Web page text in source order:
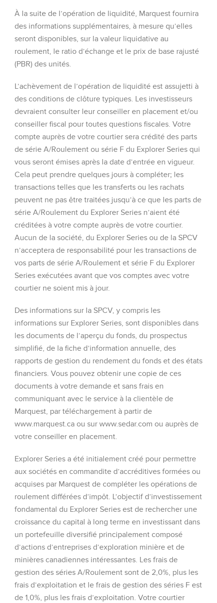
À la suite de l’opération de liquidité, Marquest fournira
des informations supplémentaires, à mesure qu’elles
seront disponibles, sur la valeur liquidative au
roulement, le ratio d’échange et le prix de base rajusté
(PBR) des unités.
L’achèvement de l’opération de liquidité est assujetti à
des conditions de clôture typiques. Les investisseurs
devraient consulter leur conseiller en placement et/ou
conseiller fiscal pour toutes questions fiscales. Votre
compte auprès de votre courtier sera crédité des parts
de série A/Roulement ou série F du Explorer Series qui
vous seront émises après la date d’entrée en vigueur.
Cela peut prendre quelques jours à compléter; les
transactions telles que les transferts ou les rachats
peuvent ne pas être traitées jusqu’à ce que les parts de
série A/Roulement du Explorer Series n’aient été
créditées à votre compte auprès de votre courtier.
Aucun de la société, du Explorer Series ou de la SPCV
n’acceptera de responsabilité pour les transactions de
vos parts de série A/Roulement et série F du Explorer
Series exécutées avant que vos comptes avec votre
courtier ne soient mis à jour.
Des informations sur la SPCV, y compris les
informations sur Explorer Series, sont disponibles dans
les documents de l’aperçu du fonds, du prospectus
simplifié, de la fiche d’information annuelle, des
rapports de gestion du rendement du fonds et des états
financiers. Vous pouvez obtenir une copie de ces
documents à votre demande et sans frais en
communiquant avec le service à la clientèle de
Marquest, par téléchargement à partir de
www.marquest.ca ou sur www.sedar.com ou auprès de
votre conseiller en placement.
Explorer Series a été initialement créé pour permettre
aux sociétés en commandite d’accréditives formées ou
acquises par Marquest de compléter les opérations de
roulement différées d’impôt. L’objectif d’investissement
fondamental du Explorer Series est de rechercher une
croissance du capital à long terme en investissant dans
un portefeuille diversifié principalement composé
d’actions d’entreprises d’exploration minière et de
minières canadiennes intéressantes. Les frais de
gestion des séries A/Roulement sont de 2,0%, plus les
frais d’exploitation et le frais de gestion des séries F est
de 1,0%, plus les frais d’exploitation. Votre courtier